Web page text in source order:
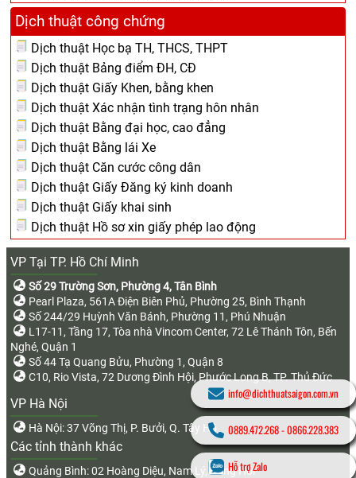
Dịch thuật công chứng
Dịch thuật Học bạ TH, THCS, THPT
Dịch thuật Bảng điểm ĐH, CĐ
Dịch thuật Giấy Khen, bằng khen
Dịch thuật Xác nhận tình trạng hôn nhân
Dịch thuật Bằng đại học, cao đẳng
Dịch thuật Bằng lái Xe
Dịch thuật Căn cước công dân
Dịch thuật Giấy Đăng ký kinh doanh
Dịch thuật Giấy khai sinh
Dịch thuật Hồ sơ xin giấy phép lao động
VP Tại TP. Hồ Chí Minh
Số 29 Trường Sơn, Phường 4, Tân Bình
Pearl Plaza, 561A Điện Biên Phủ, Phường 25, Bình Thạnh
Số 244/29 Huỳnh Văn Bánh, Phường 11, Phú Nhuận
L17-11, Tầng 17, Tòa nhà Vincom Center, 72 Lê Thánh Tôn, Bến
Nghé, Quận 1
Số 44 Tạ Quang Bửu, Phường 1, Quận 8
C10, Rio Vista, 72 Dương Đình Hội, Phước Long B, TP. Thủ Đức
VP Hà Nội
Hà Nội: 37 Võng Thị, P. Bưởi, Q. Tây Hồ
Các tỉnh thành khác
Quảng Bình: 02 Hoàng Diệu, Nam Lý, Đồng Hới
info@dichthuatsaigon.com.vn
0889.472.268-0866.228.383
Hỗ trợ Zalo